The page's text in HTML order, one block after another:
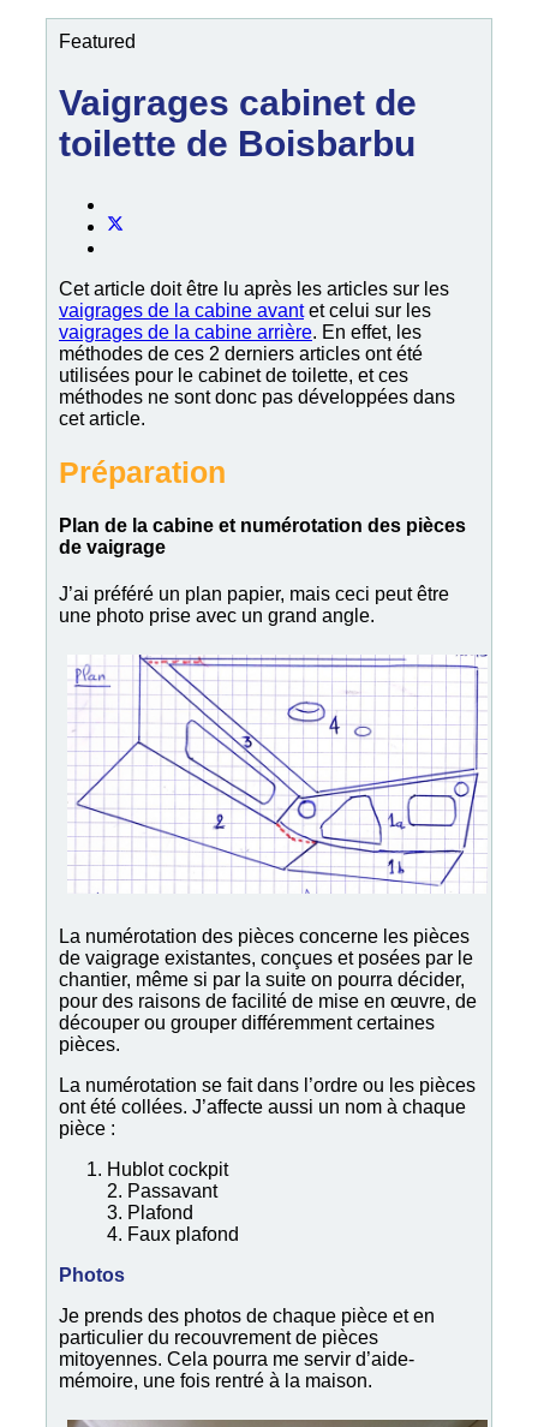
Featured
Vaigrages cabinet de
toilette de Boisbarbu
Cet article doit être lu après les articles sur les
vaigrages de la cabine avantet celui sur les
vaigrages de la cabine arrière. En effet, les
méthodes de ces 2 derniers articles ont été
utilisées pour le cabinet de toilette, et ces
méthodes ne sont donc pas développées dans
cet article.
Préparation
Plan de la cabine et numérotation des pièces
de vaigrage
J’ai préféré un plan papier, mais ceci peut être
une photo prise avec un grand angle.
La numérotation des pièces concerne les pièces
de vaigrage existantes, conçues et posées par le
chantier, même si par la suite on pourra décider,
pour des raisons de facilité de mise en œuvre, de
découper ou grouper différemment certaines
pièces.
La numérotation se fait dans l’ordre ou les pièces
ont été collées. J’affecte aussi un nom à chaque
pièce :
Hublot cockpit
2. Passavant
3. Plafond
4. Faux plafond
Photos
Je prends des photos de chaque pièce et en
particulier du recouvrement de pièces
mitoyennes. Cela pourra me servir d’aide-
mémoire, une fois rentré à la maison.